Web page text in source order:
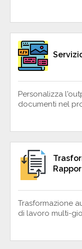
Personalizza
documenti nel
Trasformazione
di lavoro multi-